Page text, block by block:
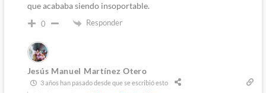
que acababa siendo insoportable.
0 Responder
Jesús Manuel Martínez Otero
3 años han pasado desde que se escribió esto